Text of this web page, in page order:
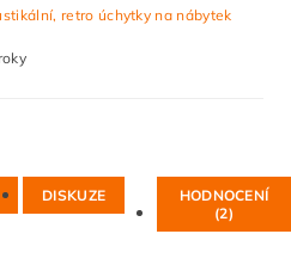
retro úchytky na nábytek
DISKUZE
HODNOCENÍ
(2)